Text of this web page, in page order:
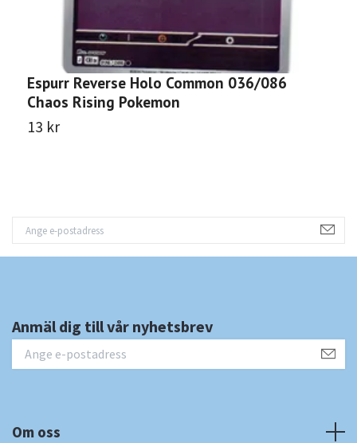
Espurr Reverse Holo Common 036/086
Chaos Rising Pokemon
13 kr
Anmäl dig till vår nyhetsbrev
Om oss